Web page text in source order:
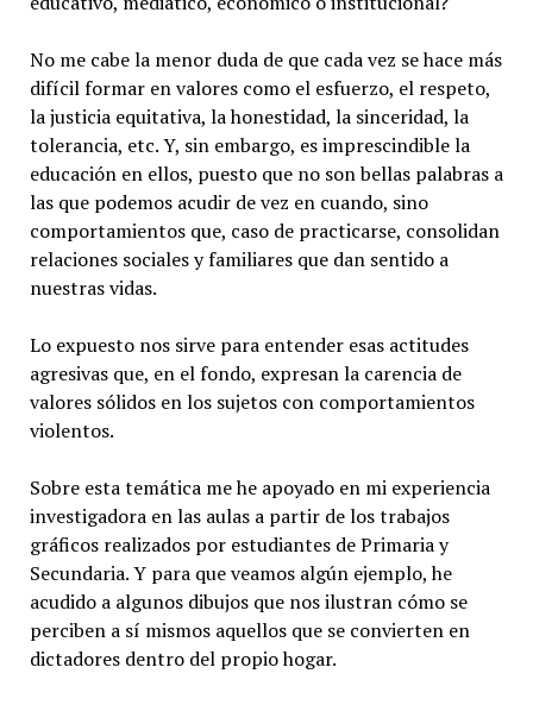
No me cabe la menor duda de que cada vez se hace más
difícil formar en valores como el esfuerzo, el respeto,
la justicia equitativa, la honestidad, la sinceridad, la
tolerancia, etc. Y, sin embargo, es imprescindible la
educación en ellos, puesto que no son bellas palabras a
las que podemos acudir de vez en cuando, sino
comportamientos que, caso de practicarse, consolidan
relaciones sociales y familiares que dan sentido a
nuestras vidas.
Lo expuesto nos sirve para entender esas actitudes
agresivas que, en el fondo, expresan la carencia de
valores sólidos en los sujetos con comportamientos
violentos.
Sobre esta temática me he apoyado en mi experiencia
investigadora en las aulas a partir de los trabajos
gráficos realizados por estudiantes de Primaria y
Secundaria. Y para que veamos algún ejemplo, he
acudido a algunos dibujos que nos ilustran cómo se
perciben a sí mismos aquellos que se convierten en
dictadores dentro del propio hogar.